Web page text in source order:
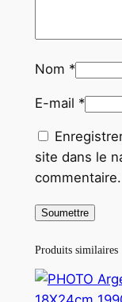
Nom *
E-mail *
site dans le
commentaire.
Produits similaires